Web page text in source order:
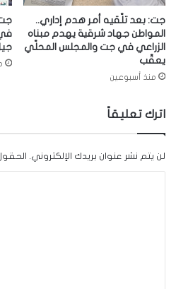
جت: بعد تلّقيه أمر هدم إداري..
المواطن جهاد شرقية يهدم مبناه
الزراعي في جت والمجلس المحلّي
يعقّب
منذ أسبوعين
جت
اترك تعليقاً
لن يتم نشر عنوان بريدك الإلكتروني. الحقول